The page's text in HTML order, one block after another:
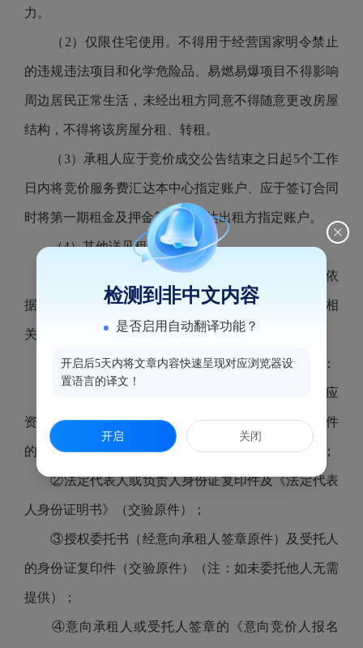
力。
（ 2）仅限住宅使用。不得用于经营国家明令禁止
的违规违法项目和化学危险品、易燃易爆项目不得影响
周边居民正常生活，未经出租方同意不得随意更改房屋
结构，不得将该房屋分租、转租。
（ 3）承租人应于竞价成交公告结束之日起5个工作
日内将竞价服务费汇达本中心指定账户、应于签订合同
时将第一期租金及押金等款项汇达出租方指定账户。
（4）其他详见租赁合同。
8、意向承租人现场资格审核应提供的竞价材料依
据《福州海峡纵横电子竞价平台资产招租办理规程》相
关规定提交：
法人或企、事业单位或其他组织作为意向承租人：
①营业执照、组织机构代码证和税务登记证或相应
资质的证明文件（交验原件，若资质证明为三合一证件
的，提供有效的三合一证件，复印件均须加盖公章）；
②法定代表人或负责人身份证复印件及《法定代表
人身份证明书》（交验原件）；
③授权委托书（经意向承租人签章原件）及受托人
的身份证复印件（交验原件）（注：如未委托他人无需
提供）；
④意向承租人或受托人签章的《意向竞价人报名
检测到非中文内容
是否启用自动翻译功能？
开启后5天内将文章内容快速呈现对应浏览器设
置语言的译文！
开启 关闭